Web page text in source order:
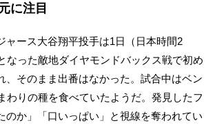
に注目
ース大谷翔平投手は1日（日本時間2
なった敵地ダイヤモンドバックス戦で初め
、そのまま出番はなかった。試合中はベン
わりの種を食べていたようだ。発見したフ
のか」「口いっぱい」と視線を奪われてい